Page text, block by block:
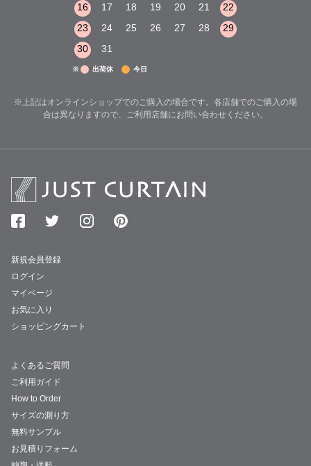
16
17 18 19 20 21
22
23
24 25 26 27 28
29
30
31
※ 出荷休 今日
※上記はオンラインショップでのご購入の場合です。各店舗でのご購入の場
合は異なりますので、ご利用店舗にお問い合わせください。
新規会員登録
ログイン
マイページ
お気に入り
ショッピングカート
よくあるご質問
ご利用ガイド
How to Order
サイズの測り方
無料サンプル
お見積りフォーム